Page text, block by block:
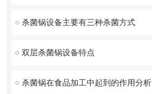
杀菌锅设备主要有三种杀菌方式
双层杀菌锅设备特点
杀菌锅在食品加工中起到的作用分析